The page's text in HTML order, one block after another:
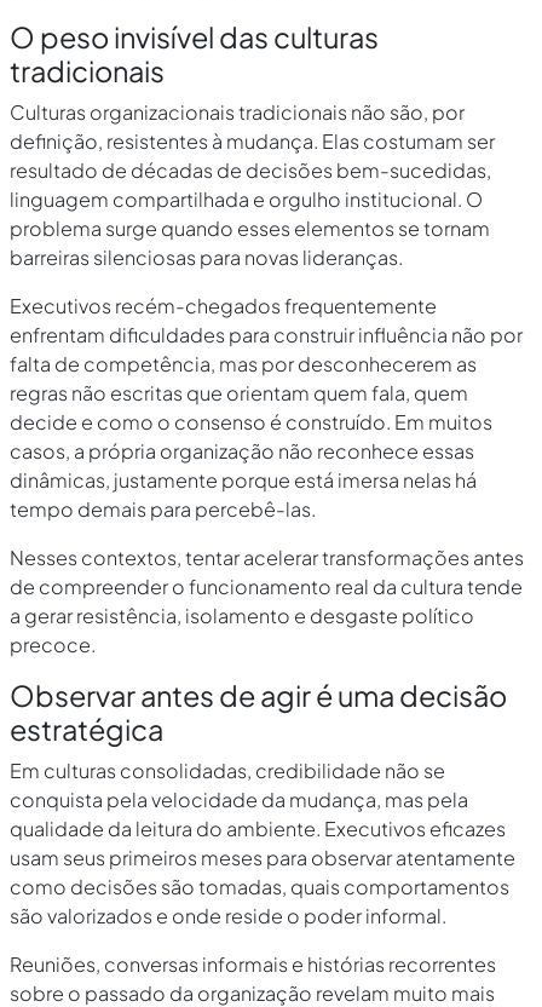
O peso invisível das culturas
tradicionais
Culturas organizacionais tradicionais não são, por
definição, resistentes à mudança. Elas costumam ser
resultado de décadas de decisões bem-sucedidas,
linguagem compartilhada e orgulho institucional. O
problema surge quando esses elementos se tornam
barreiras silenciosas para novas lideranças.
Executivos recém-chegados frequentemente
enfrentam dificuldades para construir influência não por
falta de competência, mas por desconhecerem as
regras não escritas que orientam quem fala, quem
decide e como o consenso é construído. Em muitos
casos, a própria organização não reconhece essas
dinâmicas, justamente porque está imersa nelas há
tempo demais para percebê-las.
Nesses contextos, tentar acelerar transformações antes
de compreender o funcionamento real da cultura tende
a gerar resistência, isolamento e desgaste político
precoce.
Observar antes de agir é uma decisão
estratégica
Em culturas consolidadas, credibilidade não se
conquista pela velocidade da mudança, mas pela
qualidade da leitura do ambiente. Executivos eficazes
usam seus primeiros meses para observar atentamente
como decisões são tomadas, quais comportamentos
são valorizados e onde reside o poder informal.
Reuniões, conversas informais e histórias recorrentes
sobre o passado da organização revelam muito mais